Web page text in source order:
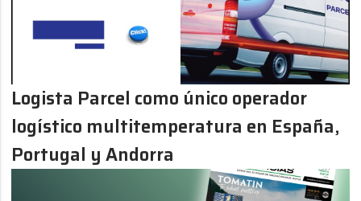
Logista Parcel como único operador
logístico multitemperatura en España,
Portugal y Andorra